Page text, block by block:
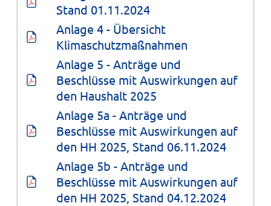
Stand 01.11.2024
Anlage 4 - Übersicht
Klimaschutzmaßnahmen
Anlage 5 - Anträge und
Beschlüsse mit Auswirkungen auf
den Haushalt 2025
Anlage 5a - Anträge und
Beschlüsse mit Auswirkungen auf
den HH 2025, Stand 06.11.2024
Anlage 5b - Anträge und
Beschlüsse mit Auswirkungen auf
den HH 2025, Stand 04.12.2024